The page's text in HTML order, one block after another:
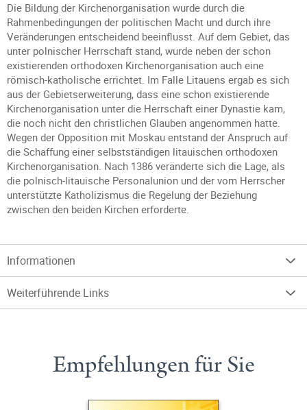
Die Bildung der Kirchenorganisation wurde durch die
Rahmenbedingungen der politischen Macht und durch ihre
Veränderungen entscheidend beeinflusst. Auf dem Gebiet, das
unter polnischer Herrschaft stand, wurde neben der schon
existierenden orthodoxen Kirchenorganisation auch eine
römisch-katholische errichtet. Im Falle Litauens ergab es sich
aus der Gebietserweiterung, dass eine schon existierende
Kirchenorganisation unter die Herrschaft einer Dynastie kam,
die noch nicht den christlichen Glauben angenommen hatte.
Wegen der Opposition mit Moskau entstand der Anspruch auf
die Schaffung einer selbstständigen litauischen orthodoxen
Kirchenorganisation. Nach 1386 veränderte sich die Lage, als
die polnisch-litauische Personalunion und der vom Herrscher
unterstützte Katholizismus die Regelung der Beziehung
zwischen den beiden Kirchen erforderte.
Informationen
Weiterführende Links
Empfehlungen für Sie